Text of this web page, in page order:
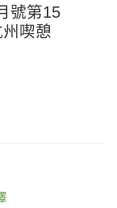
號第15
喫憩